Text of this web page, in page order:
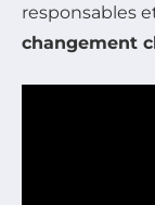
responsables
changement